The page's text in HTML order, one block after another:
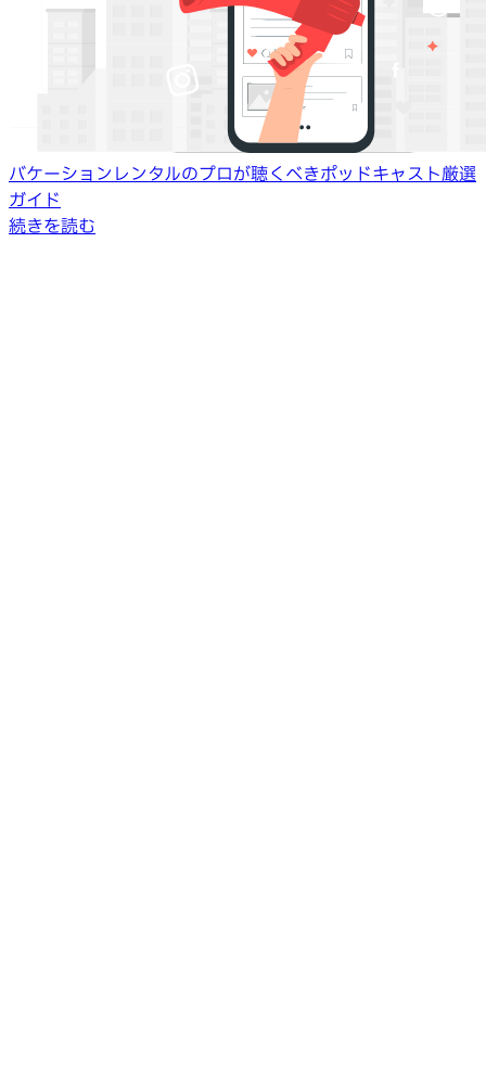
バケーションレンタルのプロが聴くべきポッドキャスト厳選
ガイド
続きを読む